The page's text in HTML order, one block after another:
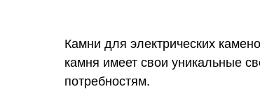
Камни для электрических
камня имеет свои уникальные
потребностям.